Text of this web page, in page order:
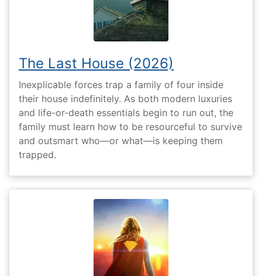
The Last House (2026)
Inexplicable forces trap a family of four inside
their house indefinitely. As both modern luxuries
and life-or-death essentials begin to run out, the
family must learn how to be resourceful to survive
and outsmart who—or what—is keeping them
trapped.